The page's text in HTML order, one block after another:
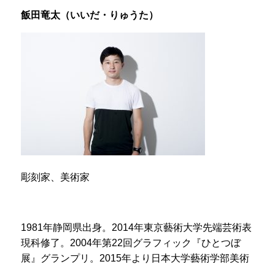
飯田竜太（いいだ・りゅうた）
彫刻家、美術家
1981年静岡県出身。2014年東京藝術大学先端芸術表
現科修了。2004年第22回グラフィック『ひとつぼ
展』グランプリ。2015年より日本大学藝術学部美術